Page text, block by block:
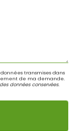
transmises dans
de ma demande.
données conservées.